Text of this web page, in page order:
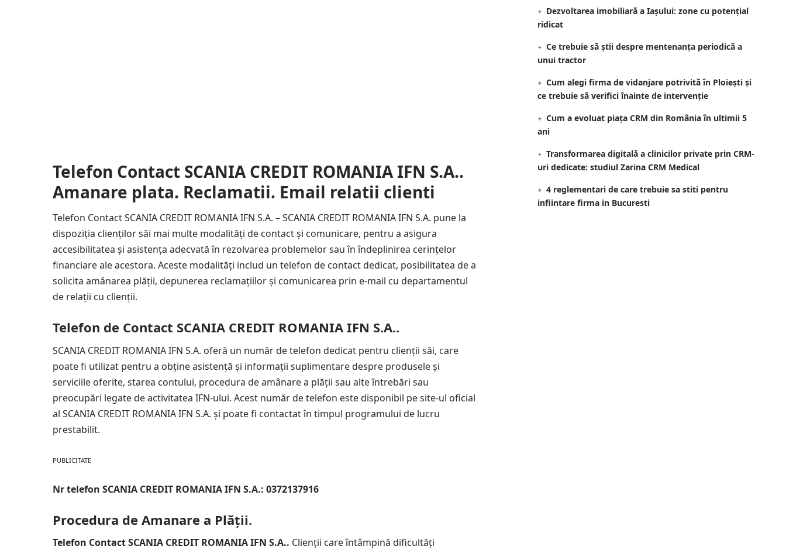
Telefon Contact SCANIA CREDIT ROMANIA IFN S.A..
Amanare plata. Reclamatii. Email relatii clienti
Telefon Contact SCANIA CREDIT ROMANIA IFN S.A. – SCANIA CREDIT ROMANIA IFN S.A. pune la
dispoziția clienților săi mai multe modalități de contact și comunicare, pentru a asigura
accesibilitatea și asistența adecvată în rezolvarea problemelor sau în îndeplinirea cerințelor
financiare ale acestora. Aceste modalități includ un telefon de contact dedicat, posibilitatea de a
solicita amânarea plății, depunerea reclamațiilor și comunicarea prin e-mail cu departamentul
de relații cu clienții.
Telefon de Contact SCANIA CREDIT ROMANIA IFN S.A..
SCANIA CREDIT ROMANIA IFN S.A. oferă un număr de telefon dedicat pentru clienții săi, care
poate fi utilizat pentru a obține asistență și informații suplimentare despre produsele și
serviciile oferite, starea contului, procedura de amânare a plății sau alte întrebări sau
preocupări legate de activitatea IFN-ului. Acest număr de telefon este disponibil pe site-ul oficial
al SCANIA CREDIT ROMANIA IFN S.A. și poate fi contactat în timpul programului de lucru
prestabilit.
PUBLICITATE
Nr telefon SCANIA CREDIT ROMANIA IFN S.A.: 0372137916
Procedura de Amanare a Plății.
Telefon Contact SCANIA CREDIT ROMANIA IFN S.A.. Clienții care întâmpină dificultăți
Dezvoltarea imobiliară a Iașului: zone cu potențial
ridicat
Ce trebuie să știi despre mentenanța periodică a
unui tractor
Cum alegi firma de vidanjare potrivită în Ploiești și
ce trebuie să verifici înainte de intervenție
Cum a evoluat piața CRM din România în ultimii 5
ani
Transformarea digitală a clinicilor private prin CRM-
uri dedicate: studiul Zarina CRM Medical
4 reglementari de care trebuie sa stiti pentru
infiintare firma in Bucuresti